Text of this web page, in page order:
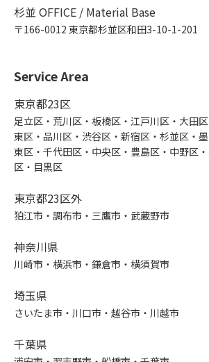
杉並 OFFICE / Material Base
〒166-0012 東京都杉並区和田3-10-1-201
Service Area
東京都23区
足立区・荒川区・板橋区・江戸川区・大田
東区・品川区・渋谷区・新宿区・杉並区・
東区・千代田区・中央区・豊島区・中野区
区・目黒区
東京都23区外
狛江市・調布市・三鷹市・武蔵野市
神奈川県
川崎市・横浜市・鎌倉市・横須賀市
埼玉県
さいたま市・川口市・越谷市・川越市
千葉県